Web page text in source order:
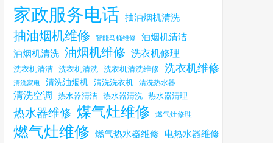
家政服务电话 抽油烟机清洗
抽油烟机维修 智能马桶维修
油烟机清洁
油烟机清洗 油烟机维修 洗衣机修理
洗衣机清洁 洗衣机清洗 洗衣机清洗维修 洗衣机维修
清洗家电 清洗油烟机 清洗洗衣机 清洗热水器
清洗空调 热水器清洁 热水器清洗 热水器清理
热水器维修 煤气灶维修 燃气灶修理
燃气灶维修 燃气热水器维修 电热水器维修